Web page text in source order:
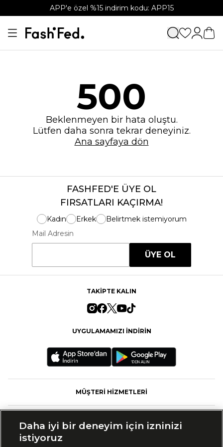
APP'e özel %15 indirim kodu: APP15
500
Beklenmeyen bir hata oluştu.
Lütfen daha sonra tekrar deneyiniz.
Ana sayfaya dön
FASHFED'E ÜYE OL
FIRSATLARI KAÇIRMA!
Kadın Erkek
Belirtmek istemiyorum
Mail Adresin
ÜYE OL
TAKİPTE KALIN
UYGULAMAMIZI İNDİRİN
MÜŞTERİ HİZMETLERİ
Daha iyi bir deneyim için izninizi
istiyoruz